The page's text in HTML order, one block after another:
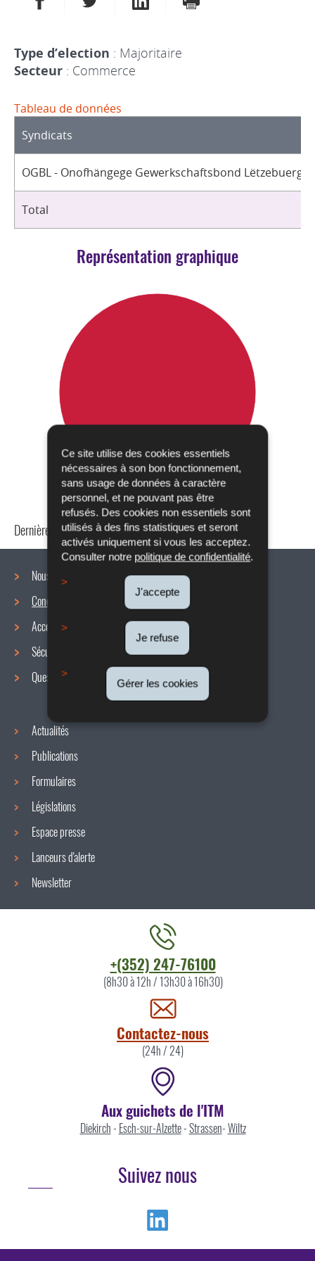
Ce site utilise des cookies essentiels
nécessaires à son bon fonctionnement,
sans usage de données à caractère
personnel, et ne pouvant pas être
refusés. Des cookies non essentiels sont
utilisés à des fins statistiques et seront
activés uniquement si vous les acceptez.
Consulter notre politique de confidentialité.
J'accepte
Je refuse
Gérer les cookies
Type d’election : Majoritaire
Secteur : Commerce
Tableau de données
Syndicats
OGBL - Onofhängege Gewerkschaftsbond
Total
Représentation graphique
Dernière mise à jour22/10/2019
Menu
de
navigation
Nous connaître
Conditions de travail
Accords collectifs
Sécurité / Santé au travail
Questions / réponses
Actualités
Publications
Formulaires
Législations
Espace presse
Lanceurs d'alerte
Newsletter
+(352) 247-76100
(8h30 à 12h / 13h30 à 16h30)
Contactez-nous
(24h / 24)
Aux guichets de l'ITM
Diekirch- Esch-sur-Alzette-Strassen-Wiltz
Suivez nous